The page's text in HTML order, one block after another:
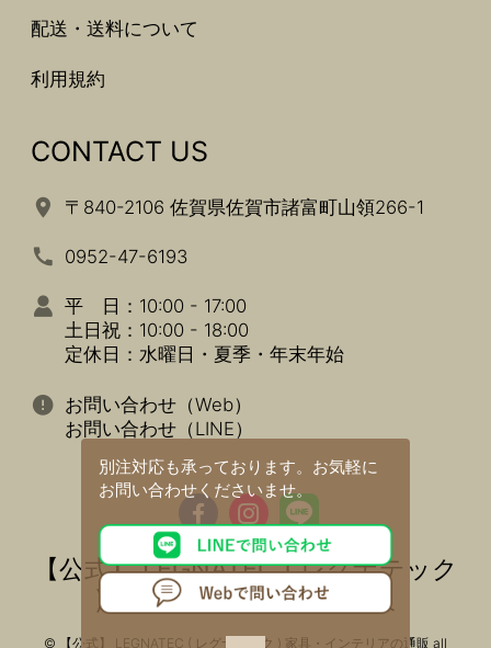
別注対応も承っております。 お気軽に
お問い合わせくださいませ。
配送・送料について
利用規約
CONTACT US
〒840-2106 佐賀県佐賀市諸富町山領266-1
0952-47-6193
平 日：10:00 - 17:00
土日祝：10:00 - 18:00
定休日：水曜日・夏季・年末年始
お問い合わせ（Web）
お問い合わせ（LINE）
【公式】 LEGNATEC ( レグナテック
) 家具・インテリアの通販
© 【公式】 LEGNATEC ( レグナテック ) 家具・インテリアの通販 all